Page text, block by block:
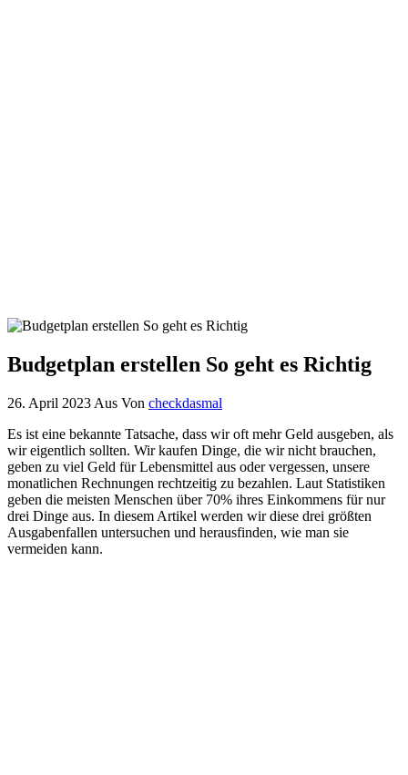
Budgetplan erstellen So geht es Richtig
26. April 2023 Aus Von checkdasmal
Es ist eine bekannte Tatsache, dass wir oft mehr Geld ausgeben, als
wir eigentlich sollten. Wir kaufen Dinge, die wir nicht brauchen,
geben zu viel Geld für Lebensmittel aus oder vergessen, unsere
monatlichen Rechnungen rechtzeitig zu bezahlen. Laut Statistiken
geben die meisten Menschen über 70% ihres Einkommens für nur
drei Dinge aus. In diesem Artikel werden wir diese drei größten
Ausgabenfallen untersuchen und herausfinden, wie man sie
vermeiden kann.